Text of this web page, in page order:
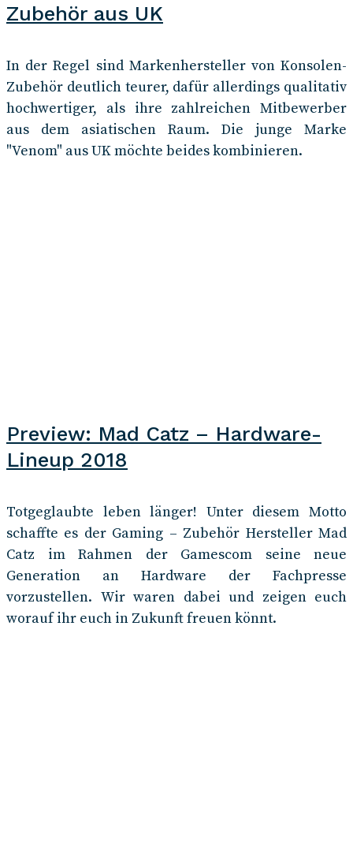
Zubehör aus UK
In der Regel sind Markenhersteller von Konsolen-
Zubehör deutlich teurer, dafür allerdings qualitativ
hochwertiger, als ihre zahlreichen Mitbewerber
aus dem asiatischen Raum. Die junge Marke
"Venom" aus UK möchte beides kombinieren.
Preview: Mad Catz – Hardware-
Lineup 2018
Totgeglaubte leben länger! Unter diesem Motto
schaffte es der Gaming – Zubehör Hersteller Mad
Catz im Rahmen der Gamescom seine neue
Generation an Hardware der Fachpresse
vorzustellen. Wir waren dabei und zeigen euch
worauf ihr euch in Zukunft freuen könnt.